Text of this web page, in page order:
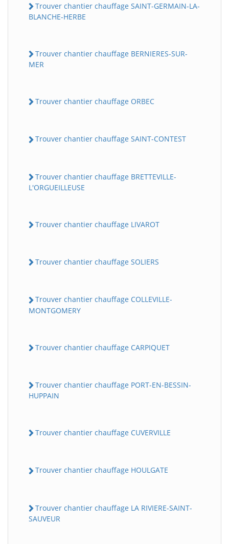
Trouver chantier chauffage SAINT-GERMAIN-LA-
BLANCHE-HERBE
Trouver chantier chauffage BERNIERES-SUR-
MER
Trouver chantier chauffage ORBEC
Trouver chantier chauffage SAINT-CONTEST
Trouver chantier chauffage BRETTEVILLE-
L'ORGUEILLEUSE
Trouver chantier chauffage LIVAROT
Trouver chantier chauffage SOLIERS
Trouver chantier chauffage COLLEVILLE-
MONTGOMERY
Trouver chantier chauffage CARPIQUET
Trouver chantier chauffage PORT-EN-BESSIN-
HUPPAIN
Trouver chantier chauffage CUVERVILLE
Trouver chantier chauffage HOULGATE
Trouver chantier chauffage LA RIVIERE-SAINT-
SAUVEUR